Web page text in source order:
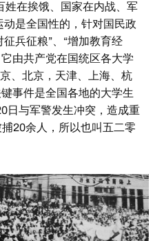
姓在挨饿、国家在内战、军
动是全国性的，针对国民政
兵征粮”、“增加教育经
由共产党在国统区各大学
、北京，天津、上海、杭
事件是全国各地的大学生
日与军警发生冲突，造成重
20余人，所以也叫五二零